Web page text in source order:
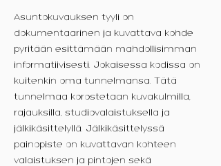
Asuntokuvauksen tyyli on
dokumentaarinen ja kuvattava kohde
pyritään esittämään mahdollisimman
informatiivisesti. Jokaisessa kodissa on
kuitenkin oma tunnelmansa. Tätä
tunnelmaa korostetaan kuvakulmilla,
rajauksilla, studiovalaistuksella ja
jälkikäsittelyllä. Jälkikäsittelyssä
painopiste on kuvattavan kohteen
valaistuksen ja pintojen sekä